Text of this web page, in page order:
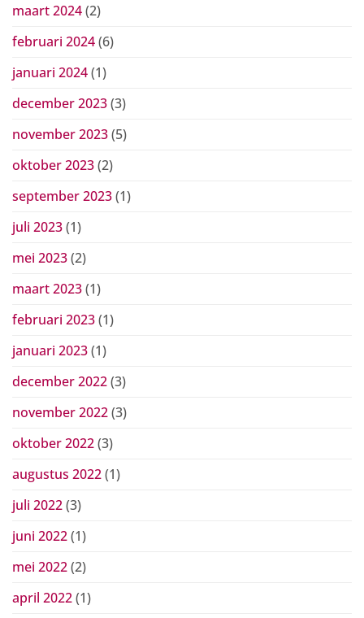
maart 2024(2)
februari 2024(6)
januari 2024(1)
december 2023(3)
november 2023(5)
oktober 2023(2)
september 2023(1)
juli 2023(1)
mei 2023(2)
maart 2023(1)
februari 2023(1)
januari 2023(1)
december 2022(3)
november 2022(3)
oktober 2022(3)
augustus 2022(1)
juli 2022(3)
juni 2022(1)
mei 2022(2)
april 2022(1)